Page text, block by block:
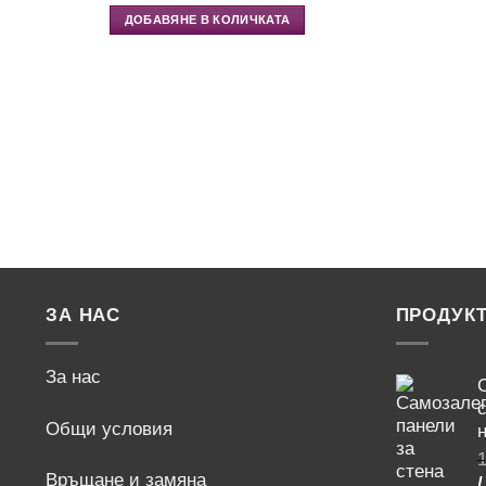
34.69€
е:
17.63€
ДОБАВЯНЕ В КОЛИЧКАТА
ЗА НАС
За нас
Общи условия
Връщане и замяна